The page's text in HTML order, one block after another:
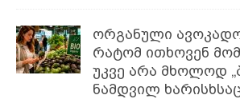
ორგანული
რატომ ითხოვენ
უკვე არა მხოლოდ
ნამდვილ